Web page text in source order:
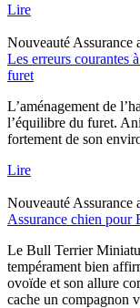
Lire
Nouveauté Assurance
Les erreurs courantes
furet
L’aménagement de
l’équilibre du furet.
fortement de son
Lire
Nouveauté Assurance
Assurance chien
Le Bull Terrier
tempérament bien
ovoïde et son allure
cache un compagnon